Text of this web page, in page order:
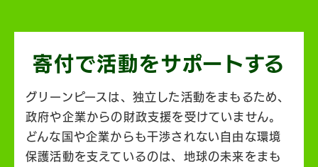
寄付で活動をサポートする
グリーンピースは、独立した活動をまもるため、
政府や企業からの財政支援を受けていません。
どんな国や企業からも干渉されない自由な環境
保護活動を支えているのは、地球の未来をまも